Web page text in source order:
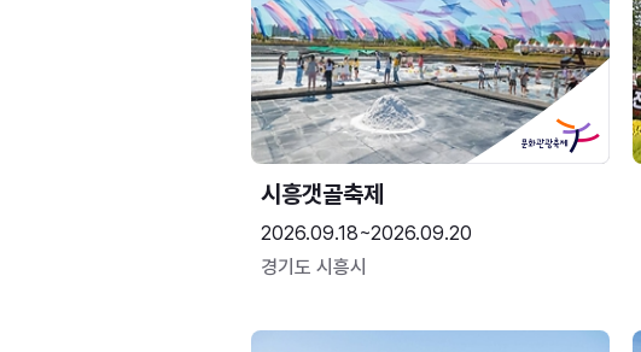
시흥갯골축제
2026.09.18~2026.09.20
경기도 시흥시